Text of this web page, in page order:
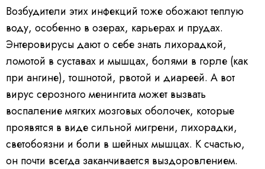
Возбудители этих инфекций тоже обожают теплую
воду, особенно в озерах, карьерах и прудах.
Энтеровирусы дают о себе знать лихорадкой,
ломотой в суставах и мышцах, болями в горле (как
при ангине), тошнотой, рвотой и диареей. А вот
вирус серозного менингита может вызвать
воспаление мягких мозговых оболочек, которые
проявятся в виде сильной мигрени, лихорадки,
светобоязни и боли в шейных мышцах. К счастью,
он почти всегда заканчивается выздоровлением.